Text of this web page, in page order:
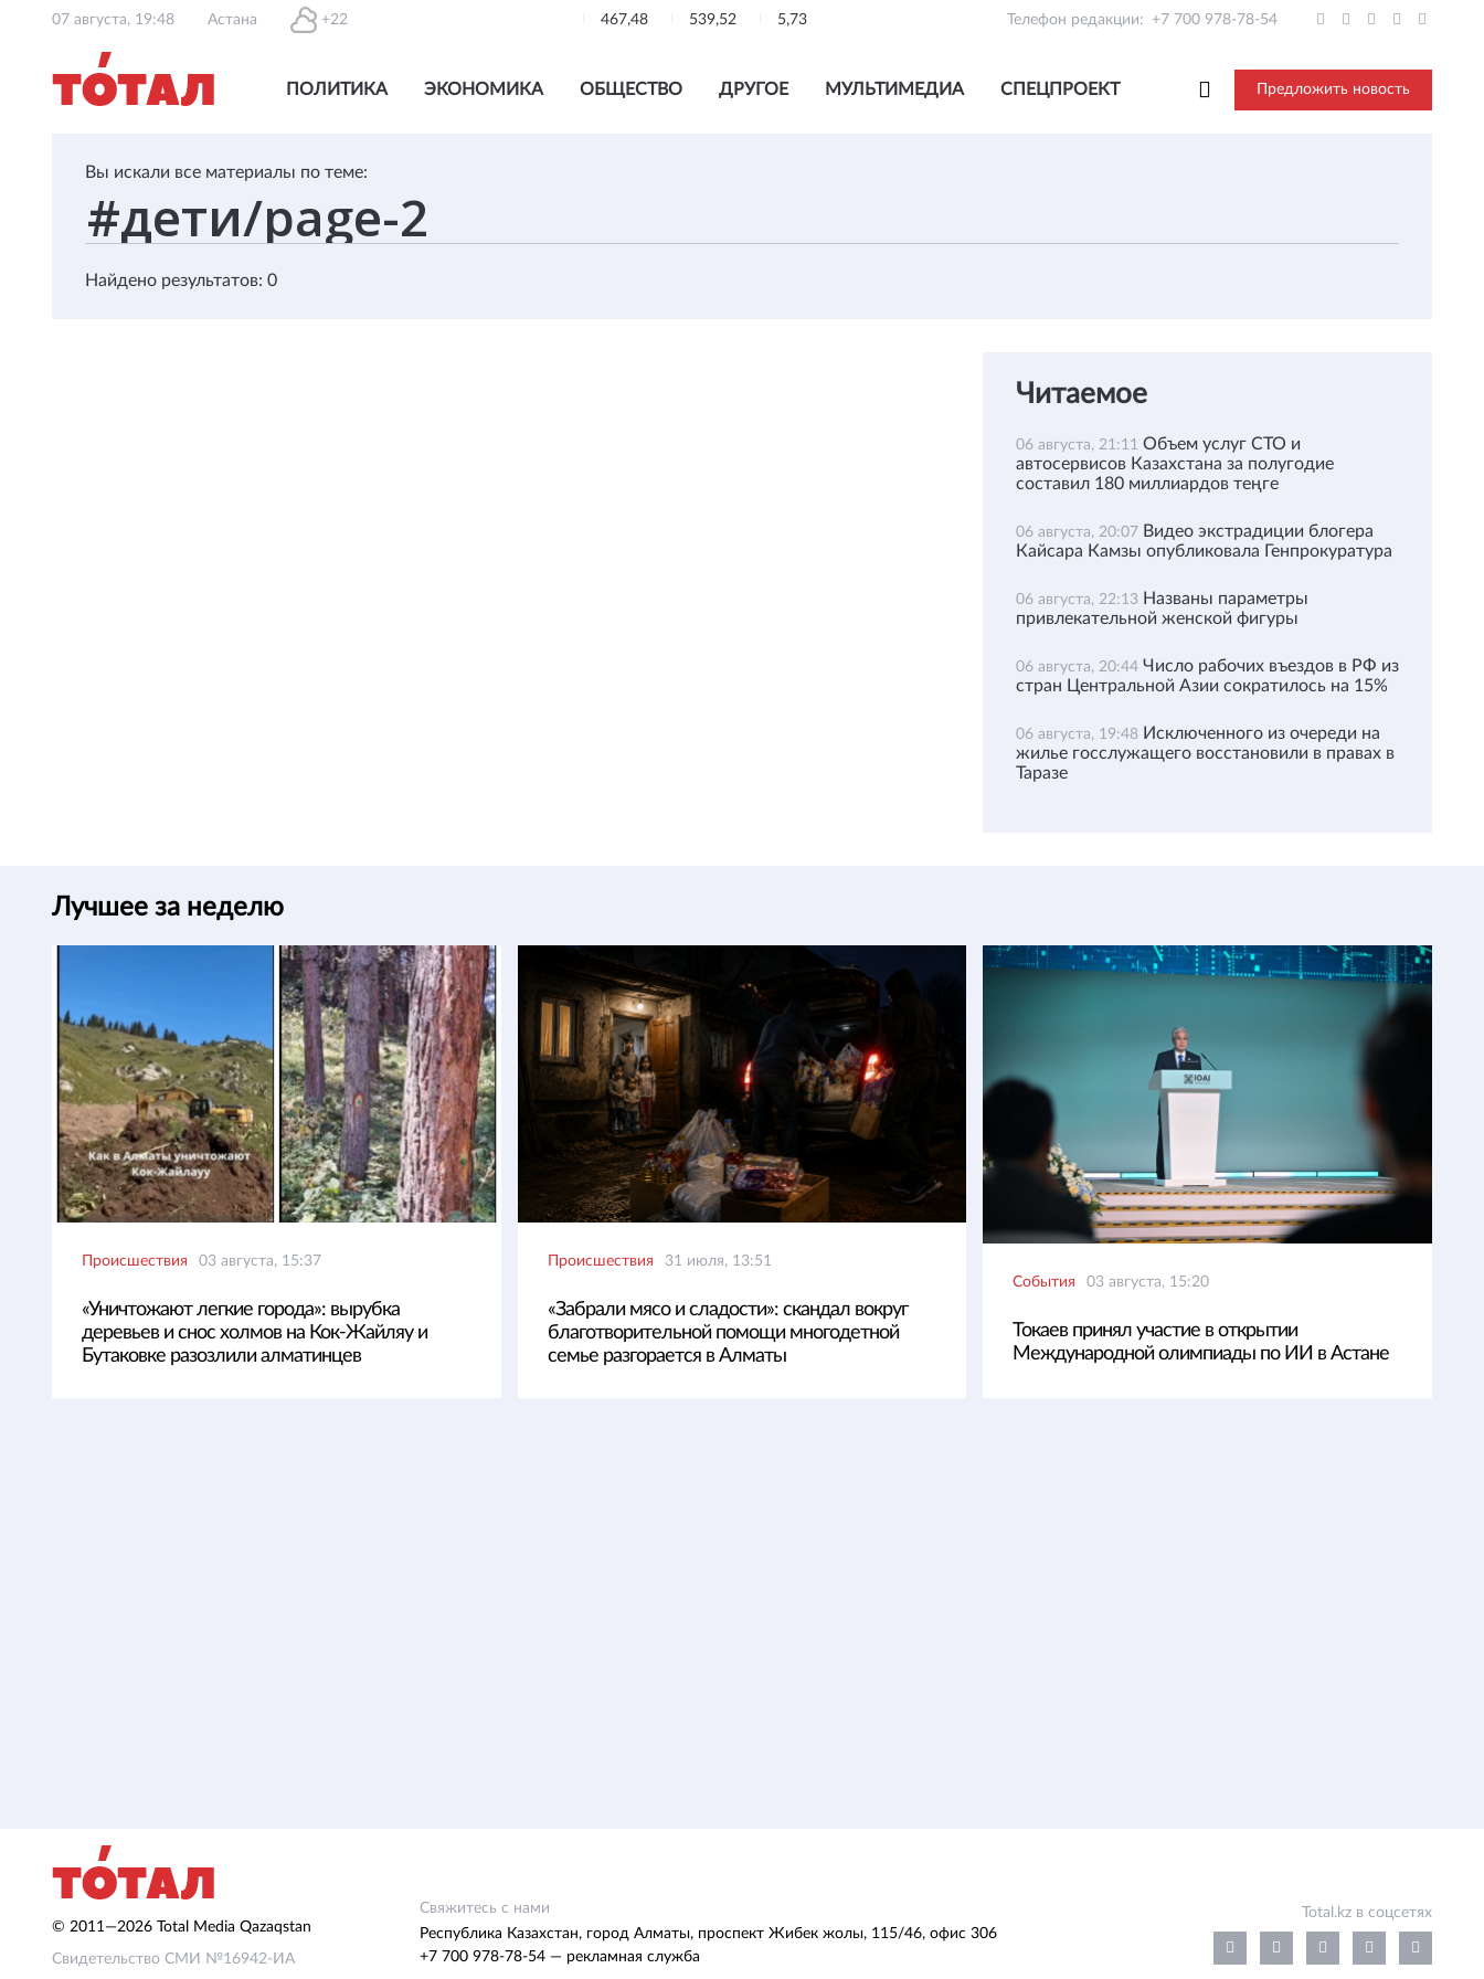
07 августа, 19:48 Астана +22 467,48 539,52 5,73 Телефон редакции: +7 700 978-78-54
ПОЛИТИКА ЭКОНОМИКА ОБЩЕСТВО ДРУГОЕ МУЛЬТИМЕДИА СПЕЦПРОЕКТ Предложить новость
Вы искали все материалы по теме:
Найдено результатов: 0
Читаемое
06 августа, 21:11 Объем услуг СТО и
автосервисов Казахстана за полугодие
составил 180 миллиардов теңге
06 августа, 20:07 Видео экстрадиции блогера
Кайсара Камзы опубликовала Генпрокуратура
06 августа, 22:13 Названы параметры
привлекательной женской фигуры
06 августа, 20:44 Число рабочих въездов в РФ из
стран Центральной Азии сократилось на 15%
06 августа, 19:48 Исключенного из очереди на
жилье госслужащего восстановили в правах в
Таразе
Лучшее за неделю
Происшествия 03 августа, 15:37
«Уничтожают легкие города»: вырубка
деревьев и снос холмов на Кок-Жайляу и
Бутаковке разозлили алматинцев
Происшествия 31 июля, 13:51
«Забрали мясо и сладости»: скандал вокруг
благотворительной помощи многодетной
семье разгорается в Алматы
События 03 августа, 15:20
Токаев принял участие в открытии
Международной олимпиады по ИИ в Астане
© 2011—2026 Total Media Qazaqstan
Свидетельство СМИ №16942-ИА
Свяжитесь с нами
Республика Казахстан, город Алматы, проспект Жибек жолы, 115/46, офис 306
+7 700 978-78-54 — рекламная служба
Total.kz в соцсетях